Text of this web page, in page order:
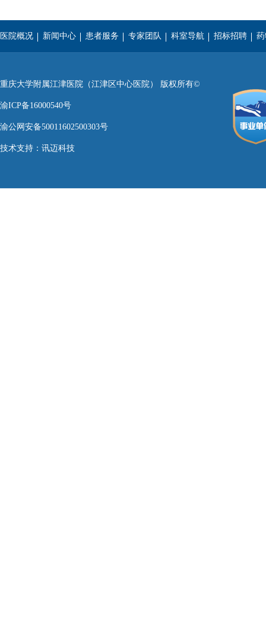
医院概况 新闻中心 患者服务 专家团队 科室导航 招标招聘
重庆大学附属江津医院（江津区中心医院） 版权所有©
渝ICP备16000540号
渝公网安备50011602500303号
技术支持： 讯迈科技